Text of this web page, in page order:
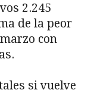
2.245
de la peor
con
si vuelve